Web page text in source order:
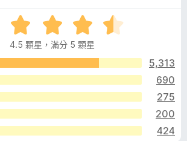
覽
器
附
加
件
4.5 顆星，滿分 5 顆星
5,313
690
275
200
424